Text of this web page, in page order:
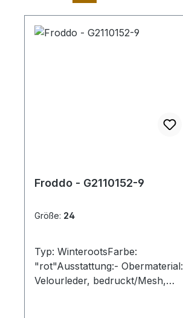
Froddo - G2110152-9
Größe: 24
Typ: WinterootsFarbe:
"rot"Ausstattung:- Obermaterial:
Velourleder, bedruckt/Mesh,